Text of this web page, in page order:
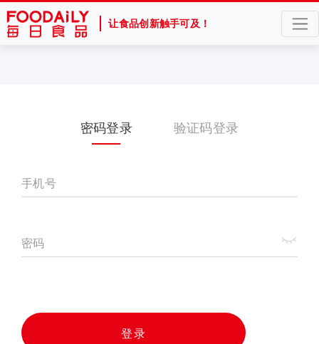
让食品创新触手可及！
密码登录 验证码登录
手机号
密码
登录